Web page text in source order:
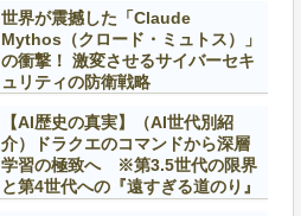
世界が震撼した「Claude
Mythos（クロード・ミュトス）」
の衝撃！ 激変させるサイバーセキ
ュリティの防衛戦略
【AI歴史の真実】（AI世代別紹
介）ドラクエのコマンドから深層
学習の極致へ ※第3.5世代の限界
と第4世代への『遠すぎる道のり』